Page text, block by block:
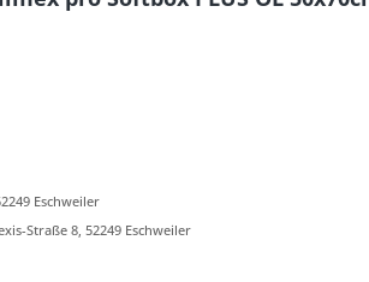
Eschweiler
Straße 8, 52249 Eschweiler